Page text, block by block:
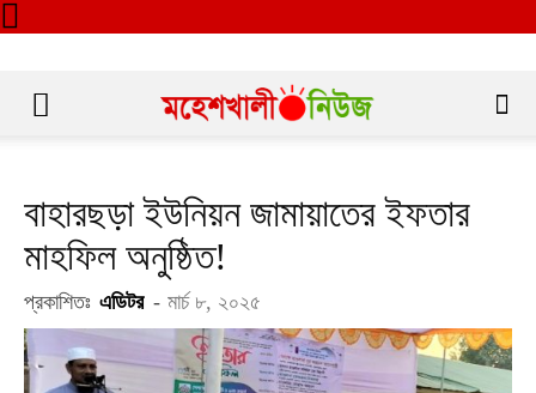
বাহারছড়া ইউনিয়ন জামায়াতের ইফতার
মাহফিল অনুষ্ঠিত!
প্রকাশিতঃ এডিটর - মার্চ ৮, ২০২৫